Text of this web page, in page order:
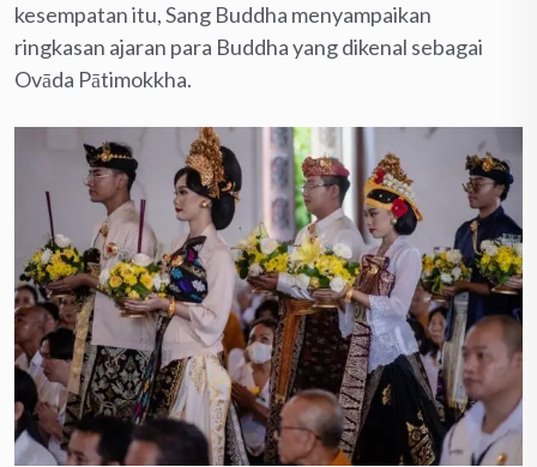
kesempatan itu, Sang Buddha menyampaikan
ringkasan ajaran para Buddha yang dikenal sebagai
Ovāda Pātimokkha.